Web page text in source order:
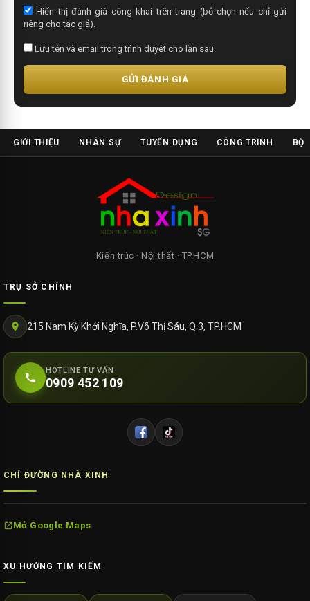
Hiển thị đánh giá công khai trên trang (bỏ chọn nếu chỉ gửi
riêng cho tác giả).
Lưu tên và email trong trình duyệt cho lần sau.
GỬI ĐÁNH GIÁ
GIỚI THIỆU NHÂN SỰ TUYỂN DỤNG CÔNG TRÌNH BỘ
Kiến trúc · Nội thất · TP.HCM
TRỤ SỞ CHÍNH
215 Nam Kỳ Khởi Nghĩa, P.Võ Thị Sáu, Q.3, TP.HCM
HOTLINE TƯ VẤN
0909 452 109
CHỈ ĐƯỜNG NHÀ XINH
Mở Google Maps
XU HƯỚNG TÌM KIẾM